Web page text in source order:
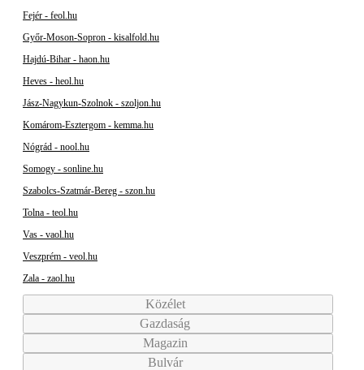
Fejér - feol.hu
Győr-Moson-Sopron - kisalfold.hu
Hajdú-Bihar - haon.hu
Heves - heol.hu
Jász-Nagykun-Szolnok - szoljon.hu
Komárom-Esztergom - kemma.hu
Nógrád - nool.hu
Somogy - sonline.hu
Szabolcs-Szatmár-Bereg - szon.hu
Tolna - teol.hu
Vas - vaol.hu
Veszprém - veol.hu
Zala - zaol.hu
Közélet
Gazdaság
Magazin
Bulvár